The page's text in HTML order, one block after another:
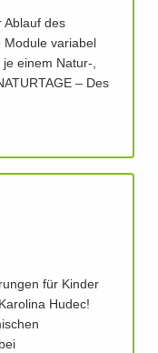
Ablauf des
Module variabel
einem Natur-,
– Des
für Kinder
Hudec!